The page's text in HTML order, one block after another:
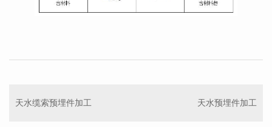
天水缆索预埋件加工 天水预埋件加工